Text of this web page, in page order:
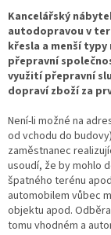
Kancelářský
autodopravou v
křesla a menší
přepravní
využití přepravní
dopraví zboží za
Není-li možné na
od vchodu do
zaměstnanec
usoudí, že by mohlo
špatného terénu
automobilem vůbec
objektu apod.
tomu vhodném a